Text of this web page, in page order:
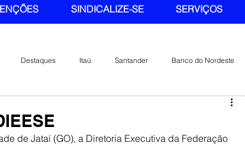
SINDICALIZE-SE SERVIÇOS
Destaques Itaú Santander Banco do Nordeste
de Jataí (GO), a Diretoria Executiva da Federação